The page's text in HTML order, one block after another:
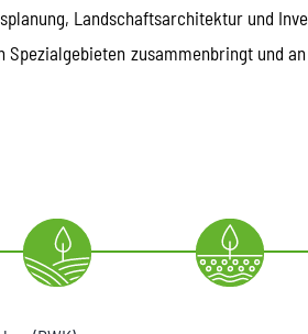
Landschaftsarchitektur und
zusammenbringt und